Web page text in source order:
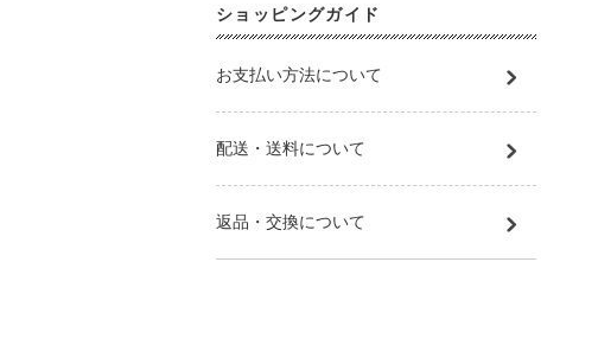
ショッピングガイド
お支払い方法について
配送・送料について
返品・交換について